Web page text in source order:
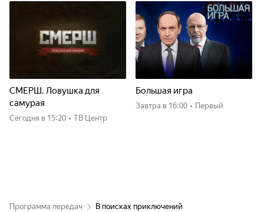
СМЕРШ. Ловушка для
самурая
Сегодня в 15:20 • ТВ Центр
Большая игра
Завтра в 16:00 • Первый
Программа передач В поисках приключений